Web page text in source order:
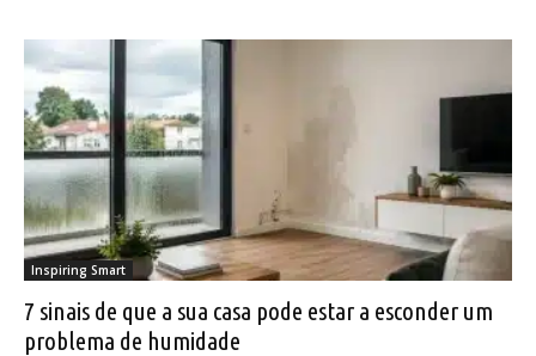
Inspiring Smart
7 sinais de que a sua casa pode estar a esconder um
problema de humidade